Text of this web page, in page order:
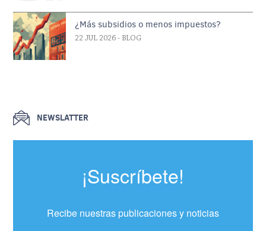
¿Más subsidios o menos impuestos?
22 JUL 2026 - BLOG
NEWSLATTER
¡Suscríbete!
Recibe nuestras publicaciones y noticias